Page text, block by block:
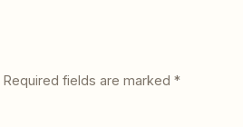
Required fields are marked*